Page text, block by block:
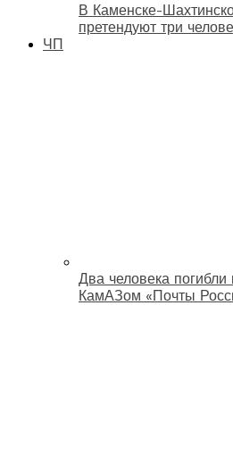
В Каменске-
претендуют три
ЧП
Два человека
КамАЗом «Почты